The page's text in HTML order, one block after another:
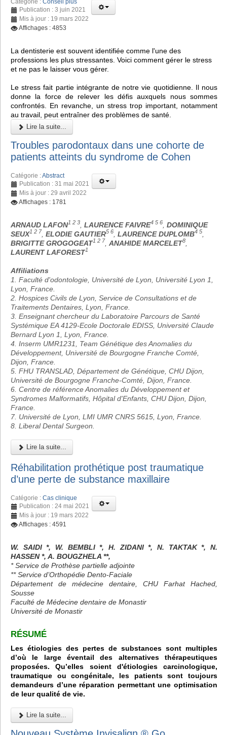
Catégorie : Conseil plus
Publication : 3 juin 2021
Mis à jour : 19 mars 2022
Affichages : 4853
La dentisterie est souvent identifiée comme l'une des
professions les plus stressantes. Voici comment gérer le stress
et ne pas le laisser vous gérer.
Le stress fait partie intégrante de notre vie quotidienne. Il nous
donne la force de relever les défis auxquels nous sommes
confrontés. En revanche, un stress trop important, notamment
au travail, peut entraîner des problèmes de santé.
Lire la suite...
Troubles parodontaux dans une cohorte de
patients atteints du syndrome de Cohen
Catégorie :Abstract
Publication : 31 mai 2021
Mis à jour : 29 avril 2022
Affichages : 1781
ARNAUD LAFON1 2 3 LAURENCE FAIVRE4 5 6
DOMINIQUE
SEUX1 2 7 ELODIE GAUTIER5 6 LAURENCE DUPLOMB4 5
BRIGITTE GROGOGEAT1 2 7 ANAHIDE MARCELET8
LAURENT LAFOREST1
Affiliations
1. Faculté d'odontologie, Université de Lyon, Université Lyon 1,
Lyon, France.
2. Hospices Civils de Lyon, Service de Consultations et de
Traitements Dentaires, Lyon, France.
3. Enseignant chercheur du Laboratoire Parcours de Santé
Systémique EA 4129-Ecole Doctorale EDISS, Université Claude
Bernard Lyon 1, Lyon, France.
4. Inserm UMR1231, Team Génétique des Anomalies du
Développement, Université de Bourgogne Franche Comté,
Dijon, France.
5. FHU TRANSLAD, Département de Génétique, CHU Dijon,
Université de Bourgogne Franche-Comté, Dijon, France.
6. Centre de référence Anomalies du Développement et
Syndromes Malformatifs, Hôpital d'Enfants, CHU Dijon, Dijon,
France.
7. Université de Lyon, LMI UMR CNRS 5615, Lyon, France.
8. Liberal Dental Surgeon.
Lire la suite...
Réhabilitation prothétique post traumatique
d’une perte de substance maxillaire
Catégorie : Cas clinique
Publication : 24 mai 2021
Mis à jour : 19 mars 2022
Affichages : 4591
W. SAIDI *, W. BEMBLI *, H. ZIDANI *, N. TAKTAK *, N.
HASSEN *, A. BOUGZHELA **,
* Service de Prothèse partielle adjointe
** Service d’Orthopédie Dento-Faciale
Département de médecine dentaire, CHU Farhat Hached,
Sousse
Faculté de Médecine dentaire de Monastir
Université de Monastir
RÉSUMÉ
Les étiologies des pertes de substances sont multiples
d’où le large éventail des alternatives thérapeutiques
proposées. Qu’elles soient d'étiologies carcinologique,
traumatique ou congénitale, les patients sont toujours
demandeurs d’une réparation permettant une optimisation
de leur qualité de vie.
Lire la suite...